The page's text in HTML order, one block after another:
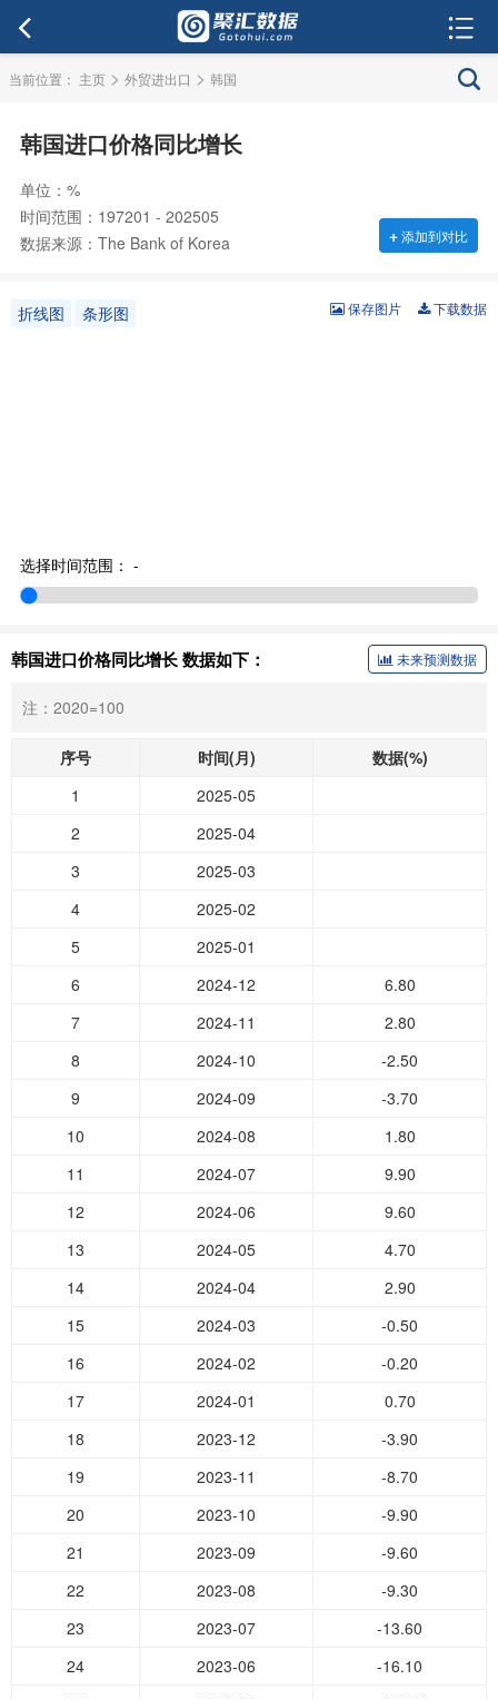
当前位置： 主页 > 外贸进出口 > 韩国
韩国进口价格同比增长
单位：%
时间范围：197201 - 202505
数据来源：The Bank of Korea
+添加到对比
折线图 条形图 下载数据
保存图片
选择时间范围： -
韩国进口价格同比增长 数据如下： 未来预测数据
注：2020=100
序号 时间(月)
数据(%)
1
2025-05
2
2025-04
3
2025-03
4
2025-02
5
2025-01
6
2024-12
6.80
7
2024-11
2.80
8
2024-10
-2.50
9
2024-09
-3.70
10
2024-08
1.80
11
2024-07
9.90
12
2024-06
9.60
13
2024-05
4.70
14
2024-04
2.90
15
2024-03
-0.50
16
2024-02
-0.20
17
2024-01
0.70
18
2023-12
-3.90
19
2023-11
-8.70
20
2023-10
-9.90
21
2023-09
-9.60
22
2023-08
-9.30
23
2023-07
-13.60
24
2023-06
-16.10